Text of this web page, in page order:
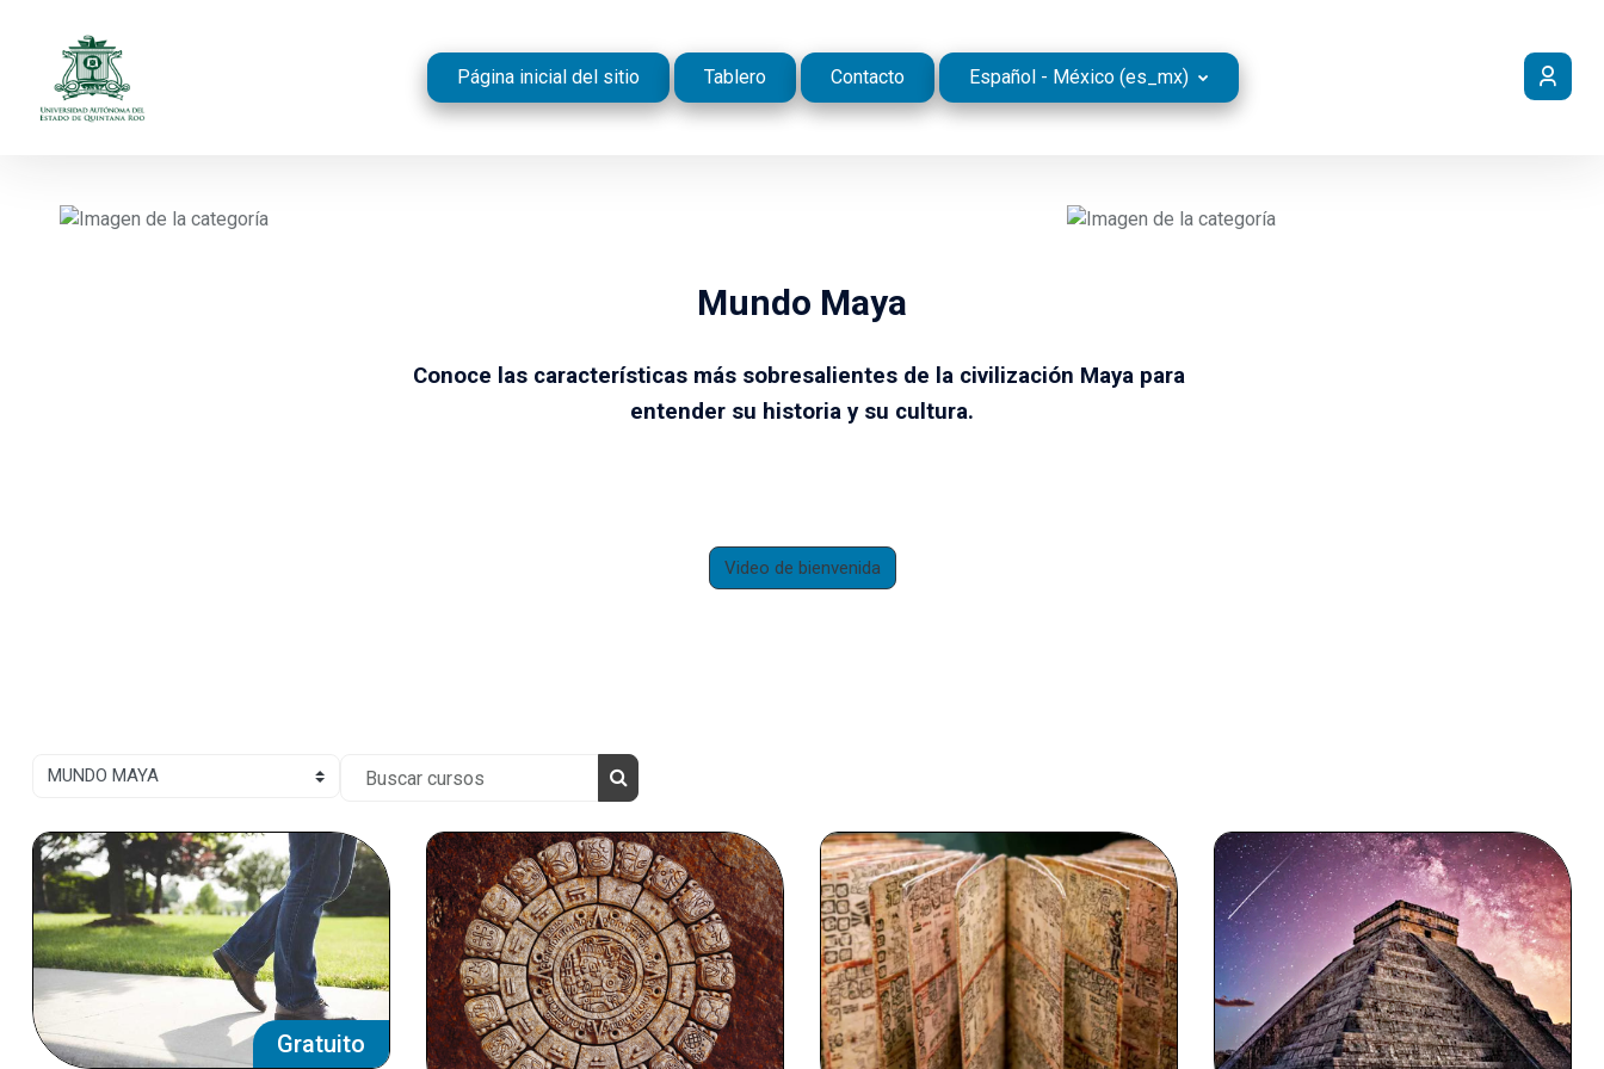
Página inicial del sitio Tablero Contacto Español - México ‎(es_mx)‎
Mundo Maya
Conoce las características más sobresalientes de la civilización Maya para
entender su historia y su cultura.
Video de bienvenida
Buscar cursos
Buscar cursos
Gratuito